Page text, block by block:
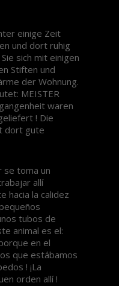
einige Zeit
und dort ruhig
sich mit einigen
Stiften und
der Wohnung.
MEISTER
waren
! Die
dort gute
se toma un
allí
hacia la calidez
tubos de
animal es el:
en el
que estábamos
! ¡La
orden allí !